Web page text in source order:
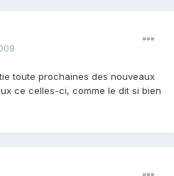
toute prochaines des nouveaux
ce celles-ci, comme le dit si bien